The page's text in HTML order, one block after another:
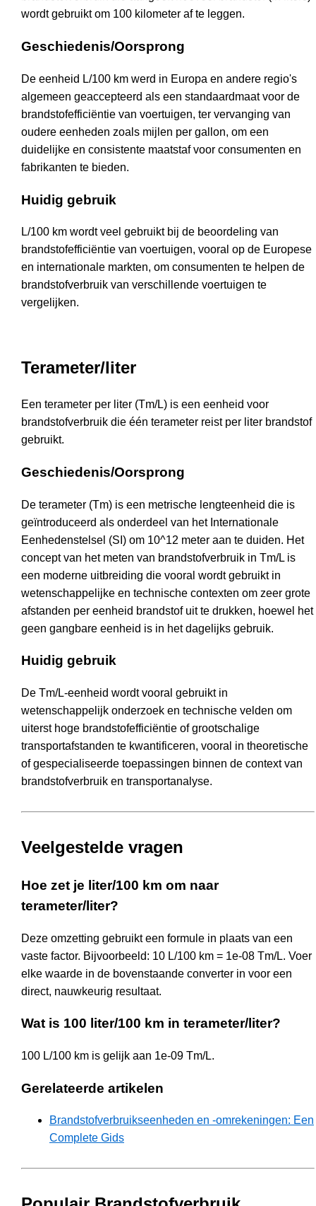
wordt gebruikt om 100 kilometer af te leggen.
Geschiedenis/Oorsprong
De eenheid L/100 km werd in Europa en andere regio's
algemeen geaccepteerd als een standaardmaat voor de
brandstofefficiëntie van voertuigen, ter vervanging van
oudere eenheden zoals mijlen per gallon, om een
duidelijke en consistente maatstaf voor consumenten en
fabrikanten te bieden.
Huidig gebruik
L/100 km wordt veel gebruikt bij de beoordeling van
brandstofefficiëntie van voertuigen, vooral op de Europese
en internationale markten, om consumenten te helpen de
brandstofverbruik van verschillende voertuigen te
vergelijken.
Terameter/liter
Een terameter per liter (Tm/L) is een eenheid voor
brandstofverbruik die één terameter reist per liter brandstof
gebruikt.
Geschiedenis/Oorsprong
De terameter (Tm) is een metrische lengteenheid die is
geïntroduceerd als onderdeel van het Internationale
Eenhedenstelsel (SI) om 10^12 meter aan te duiden. Het
concept van het meten van brandstofverbruik in Tm/L is
een moderne uitbreiding die vooral wordt gebruikt in
wetenschappelijke en technische contexten om zeer grote
afstanden per eenheid brandstof uit te drukken, hoewel het
geen gangbare eenheid is in het dagelijks gebruik.
Huidig gebruik
De Tm/L-eenheid wordt vooral gebruikt in
wetenschappelijk onderzoek en technische velden om
uiterst hoge brandstofefficiëntie of grootschalige
transportafstanden te kwantificeren, vooral in theoretische
of gespecialiseerde toepassingen binnen de context van
brandstofverbruik en transportanalyse.
Veelgestelde vragen
Hoe zet je liter/100 km om naar
terameter/liter?
Deze omzetting gebruikt een formule in plaats van een
vaste factor. Bijvoorbeeld: 10 L/100 km = 1e-08 Tm/L. Voer
elke waarde in de bovenstaande converter in voor een
direct, nauwkeurig resultaat.
Wat is 100 liter/100 km in terameter/liter?
100 L/100 km is gelijk aan 1e-09 Tm/L.
Gerelateerde artikelen
Brandstofverbruikseenheden en -omrekeningen: Een
Complete Gids